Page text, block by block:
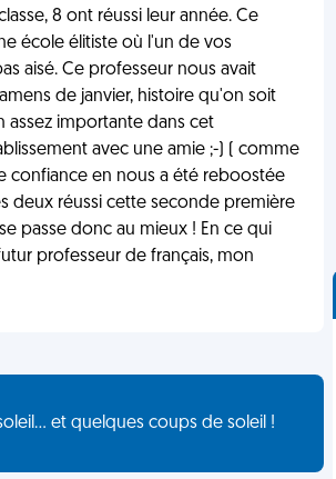
8 ont réussi leur année. Ce
école élitiste où l'un de vos
aisé. Ce professeur nous avait
de janvier, histoire qu'on soit
assez importante dans cet
avec une amie ;-) ( comme
confiance en nous a été reboostée
deux réussi cette seconde première
passe donc au mieux ! En ce qui
professeur de français, mon
et quelques coups de soleil !